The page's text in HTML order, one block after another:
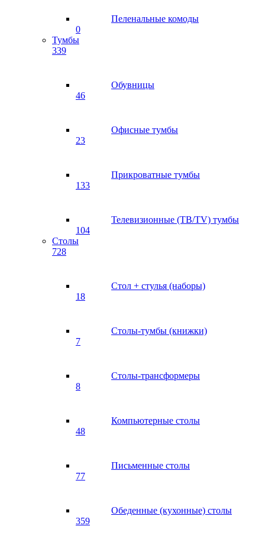
Пеленальные комоды
0
Тумбы
339
Обувницы
46
Офисные тумбы
23
Прикроватные тумбы
133
Телевизионные (ТВ/TV) тумбы
104
Столы
728
Стол + стулья (наборы)
18
Столы-тумбы (книжки)
7
Столы-трансформеры
8
Компьютерные столы
48
Письменные столы
77
Обеденные (кухонные) столы
359